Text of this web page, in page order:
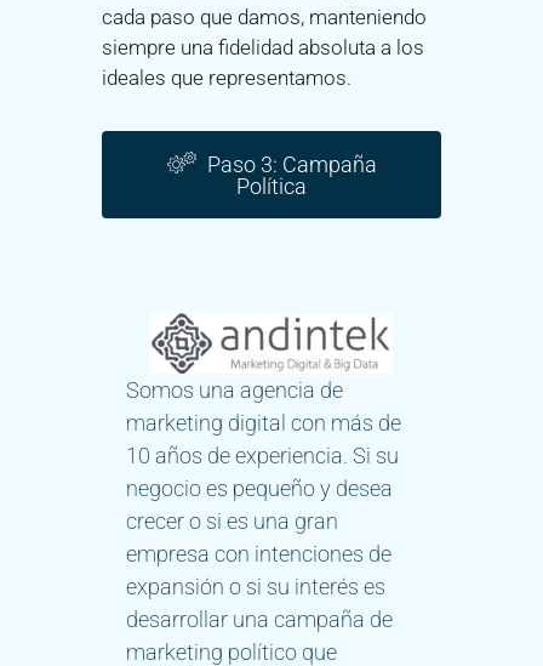
cada paso que damos, manteniendo
siempre una fidelidad absoluta a los
ideales que representamos.
Paso 3: Campaña
Política
Somos una agencia de
marketing digital con más de
10 años de experiencia. Si su
negocio es pequeño y desea
crecer o si es una gran
empresa con intenciones de
expansión o si su interés es
desarrollar una campaña de
marketing político que